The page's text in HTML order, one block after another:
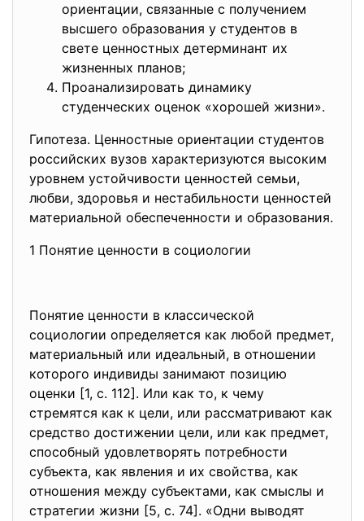
ориентации, связанные с получением
высшего образования у студентов в
свете ценностных детерминант их
жизненных планов;
Проанализировать динамику
студенческих оценок «хорошей жизни».
Гипотеза. Ценностные ориентации студентов
российских вузов характеризуются высоким
уровнем устойчивости ценностей семьи,
любви, здоровья и нестабильности ценностей
материальной обеспеченности и образования.
1 Понятие ценности в социологии
Понятие ценности в классической
социологии определяется как любой предмет,
материальный или идеальный, в отношении
которого индивиды занимают позицию
оценки [1, с. 112]. Или как то, к чему
стремятся как к цели, или рассматривают как
средство достижении цели, или как предмет,
способный удовлетворять потребности
субъекта, как явления и их свойства, как
отношения между субъектами, как смыслы и
стратегии жизни [5, с. 74]. «Одни выводят